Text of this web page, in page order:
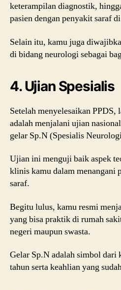
keterampilan diagnostik,
pasien dengan penyakit saraf
Selain itu, kamu juga
di bidang neurologi sebagai
4. Ujian Spesialis
Setelah menyelesaikan PPDS,
adalah menjalani ujian
gelar Sp.N (Spesialis
Ujian ini menguji baik aspek
klinis kamu dalam menangani
saraf.
Begitu lulus, kamu resmi
yang bisa praktik di rumah
negeri maupun swasta.
Gelar Sp.N adalah simbol dari
tahun serta keahlian yang